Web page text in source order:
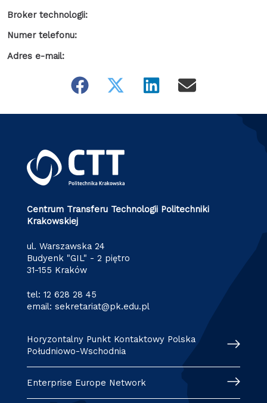
Broker technologii:
Numer telefonu:
Adres e-mail:
Centrum Transferu Technologii Politechniki
Krakowskiej
ul. Warszawska 24
Budyenk "GIL" - 2 piętro
31-155 Kraków
tel: 12 628 28 45
email: sekretariat@pk.edu.pl
Horyzontalny Punkt Kontaktowy Polska
Południowo-Wschodnia
Enterprise Europe Network